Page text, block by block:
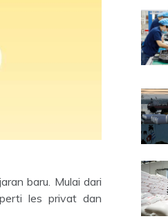
baru. Mulai dari
les privat dan